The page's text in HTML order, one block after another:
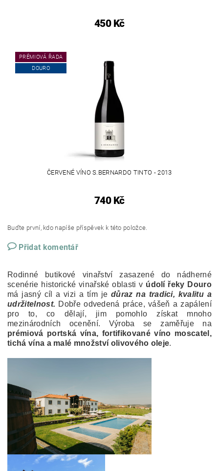
450 Kč
PRÉMIOVÁ ŘADA
DOURO
ČERVENÉ VÍNO S.BERNARDO TINTO - 2013
740 Kč
Buďte první, kdo napíše příspěvek k této položce.
Přidat komentář
Rodinné butikové vinařství zasazené do nádherné
scenérie historické vinařské oblasti v údolí řeky Douro
má jasný cíl a vizi a tím je důraz na tradici, kvalitu a
udržitelnost. Dobře odvedená práce, vášeň a zapálení
pro to, co dělají, jim pomohlo získat mnoho
mezinárodních ocenění. Výroba se zaměřuje na
prémiová portská vína, fortifikované víno moscatel,
tichá vína a malé množství olivového oleje.